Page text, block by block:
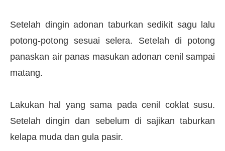
Setelah dingin adonan taburkan sedikit sagu lalu
potong-potong sesuai selera. Setelah di potong
panaskan air panas masukan adonan cenil sampai
matang.
Lakukan hal yang sama pada cenil coklat susu.
Setelah dingin dan sebelum di sajikan taburkan
kelapa muda dan gula pasir.